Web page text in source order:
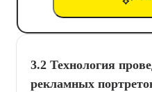
3.2 Технология
рекламных